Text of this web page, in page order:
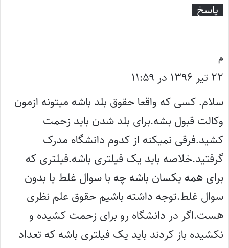
پاسخ
م
ف
ت
:
۲۲ تیر ۱۳۹۶ در ۱۱:۵۹
سلام. کسی که واقعا حقوق بلد باشه میتونه ازمون
وکالت قبول بشه.برای بلد شدن باید زحمت
کشید‌.فرقی نمیکنه از کدوم دانشگاه مدرک
گرفتید.خلاصه باید یک فیلتری باشه.فیلتری که
برای همه یکسان باشه چه با سوال غلط یا بدون
سوال غلط.توجه داشته باشیم حقوق علم نظری
هست.اگر در دانشگاه رو برای زحمت کشیده و
نکشیده باز کردند باید یک‌ فیلتری باشه که تعداد